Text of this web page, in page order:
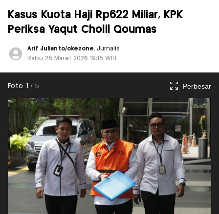
Kasus Kuota Haji Rp622 Miliar, KPK
Periksa Yaqut Cholil Qoumas
Arif Julianto/okezone, Jurnalis
Rabu 25 Maret 2026 19:15 WIB
Foto 1 / 5 Perbesar